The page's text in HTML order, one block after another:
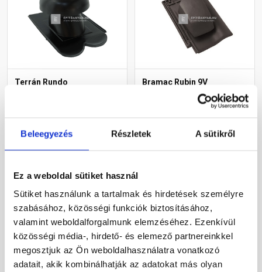
Beleegyezés Részletek A sütikről
Ez a weboldal sütiket használ
Sütiket használunk a tartalmak és hirdetések személyre
szabásához, közösségi funkciók biztosításához,
valamint weboldalforgalmunk elemzéséhez. Ezenkívül
közösségi média-, hirdető- és elemező partnereinkkel
megosztjuk az Ön weboldalhasználatra vonatkozó
adatait, akik kombinálhatják az adatokat más olyan
Terrán Rundo
Rendelésre
Megnézem
Bramac Rubin 9V
helyiségkiszellőztető
cserép antracit
Megnézem